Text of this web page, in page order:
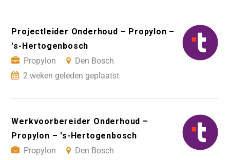
Projectleider Onderhoud – Propylon –
's-Hertogenbosch
Propylon
Den Bosch
2 weken geleden geplaatst
Werkvoorbereider Onderhoud –
Propylon – 's-Hertogenbosch
Propylon
Den Bosch